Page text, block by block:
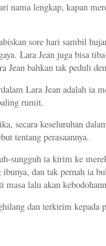
nama lengkap, kapan
sore hari sambil
Lara Jean juga bisa
Jean bahkan tak peduli
Lara Jean adalah ia
rumit.
secara keseluruhan
tentang perasaannya.
sungguh ia kirim ke
dan tak pernah ia
lalu akan
dan terkirim